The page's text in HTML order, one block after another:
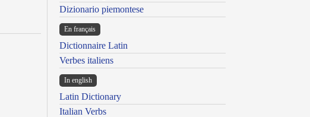
Dizionario piemontese
En français
Dictionnaire Latin
Verbes italiens
In english
Latin Dictionary
Italian Verbs